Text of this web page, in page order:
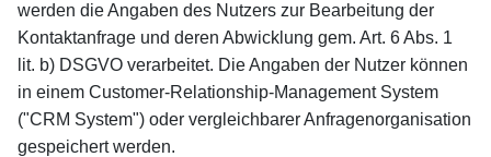
werden die Angaben des Nutzers zur Bearbeitung der
Kontaktanfrage und deren Abwicklung gem. Art. 6 Abs. 1
lit. b) DSGVO verarbeitet. Die Angaben der Nutzer können
in einem Customer-Relationship-Management System
("CRM System") oder vergleichbarer Anfragenorganisation
gespeichert werden.